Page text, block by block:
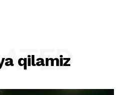
qilamiz